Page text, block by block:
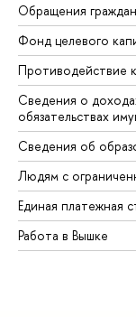
Обращения
Фонд целевого
Противодействие
Сведения о
обязательствах
Сведения об
Людям с
Единая платежная
Работа в Вышке